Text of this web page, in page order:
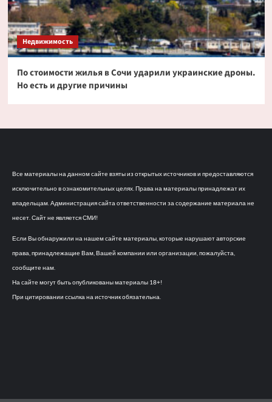
Недвижимость
По стоимости жилья в Сочи ударили украинские дроны.
Но есть и другие причины
Все материалы на данном сайте взяты из открытых источников и предоставляются
исключительно в ознакомительных целях. Права на материалы принадлежат их
владельцам. Администрация сайта ответственности за содержание материала не
несет. Сайт не является СМИ!
Если Вы обнаружили на нашем сайте материалы, которые нарушают авторские
права, принадлежащие Вам, Вашей компании или организации, пожалуйста,
сообщите нам.
На сайте могут быть опубликованы материалы 18+!
При цитировании ссылка на источник обязательна.